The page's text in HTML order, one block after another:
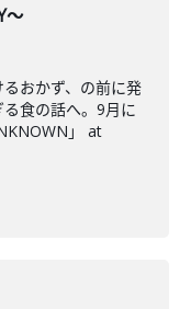
～
おかず、の前に発
食の話へ。9月に
」 at